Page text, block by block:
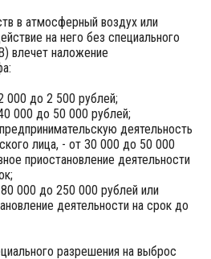
в атмосферный воздух или
на него без специального
влечет наложение
000 до 2 500 рублей;
000 до 50 000 рублей;
деятельность
лица, - от 30 000 до 50 000
приостановление деятельности
000 до 250 000 рублей или
деятельности на срок до
разрешения на выброс